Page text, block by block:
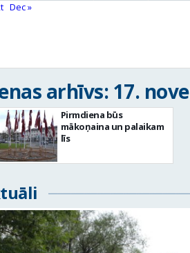
Dec »
arhīvs: 17.
Pirmdiena būs
mākoņaina un palaikam
līs